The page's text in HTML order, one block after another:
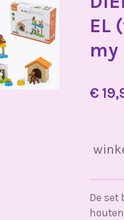
EL
my
€
De set